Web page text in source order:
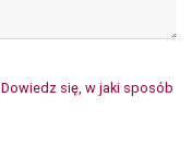
Dowiedz się, w jaki sposób